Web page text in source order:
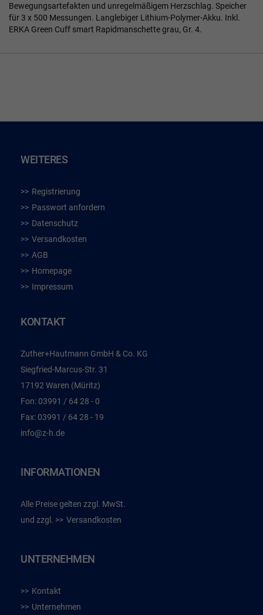
Bewegungsartefakten und unregelmäßigem Herzschlag. Speicher
für 3 x 500 Messungen. Langlebiger Lithium-Polymer-Akku. Inkl.
ERKA Green Cuff smart Rapidmanschette grau, Gr. 4.
WEITERES
Registrierung
Passwort anfordern
Datenschutz
Versandkosten
AGB
Homepage
Impressum
KONTAKT
Zuther+Hautmann GmbH & Co. KG
Siegfried-Marcus-Str. 31
17192 Waren (Müritz)
Fon: 03991 / 64 28 - 0
Fax: 03991 / 64 28 - 19
info@z-h.de
INFORMATIONEN
Alle Preise gelten zzgl. MwSt.
und zzgl.
Versandkosten
UNTERNEHMEN
Kontakt
Unternehmen